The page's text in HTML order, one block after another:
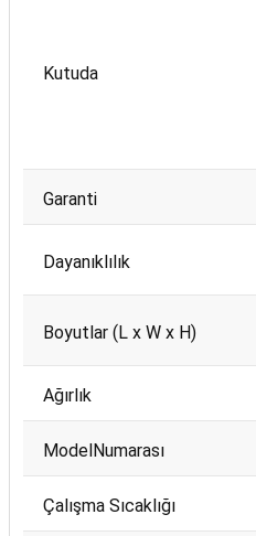
Kutuda
Garanti
Dayanıklılık
Boyutlar (L x W x H)
Ağırlık
ModelNumarası
Çalışma Sıcaklığı